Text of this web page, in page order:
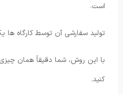
است.
تولید سفارشی آن توسط کارگاه ها
با این روش، شما دقیقاً همان چیزی
کنید.